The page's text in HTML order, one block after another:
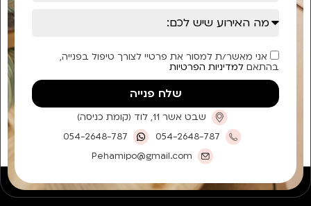
אני מאשר/ת למסור את פרטיי לצורך טיפול בפנייה,
בהתאם למדיניות הפרטיות
שלח פנייה
שבט אשר 11, לוד (קומת כניסה)
054-2648-787
054-2648-787
Pehamipo@gmail.com